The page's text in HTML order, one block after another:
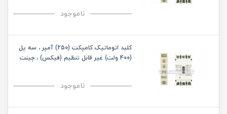
ناموجود
کلید اتوماتیک کامپکت (250) آمپر ، سه پل
(400 ولت) غیر قابل تنظیم (فیکس) ، چینت
ناموجود